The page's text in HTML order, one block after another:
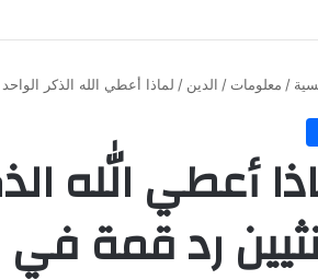
/ معلومات / الدين / لماذا أعطي الله الذكر
أعطي الله
رد قمة في